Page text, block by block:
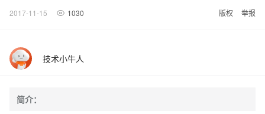
2017-11-15 1030 版权 举报
技术小牛人
简介：